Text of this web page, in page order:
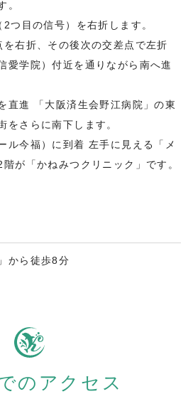
。
つ目の信号）を右折します。
右折、その後次の交差点で左折
愛学院）付近を通りながら南へ進
直進 「大阪済生会野江病院」の東
をさらに南下します。
ル今福）に到着 左手に見える「メ
が「かねみつクリニック」です。
から徒歩8分
のアクセス